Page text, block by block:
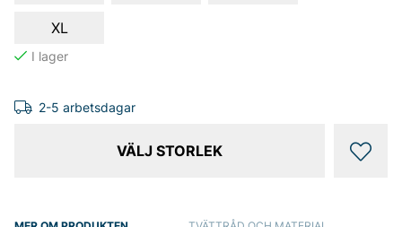
XL
2-5 arbetsdagar
VÄLJ STORLEK